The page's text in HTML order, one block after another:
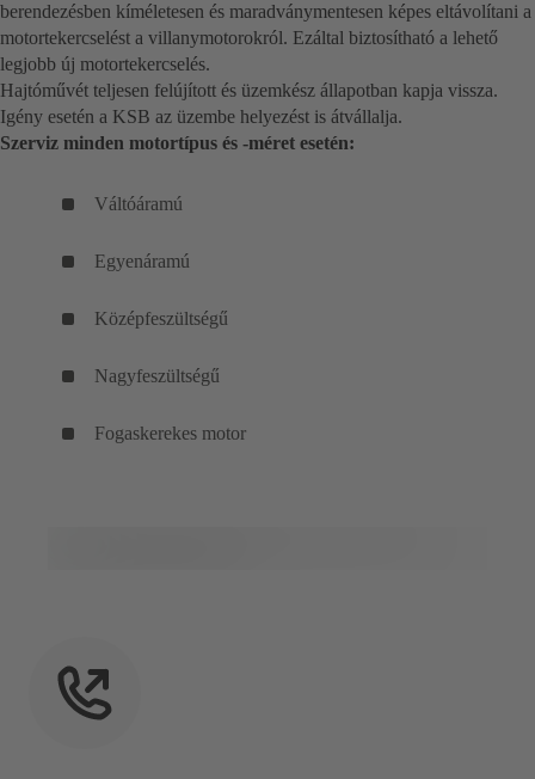
berendezésben kíméletesen és maradványmentesen képes eltávolítani a
motortekercselést a villanymotorokról. Ezáltal biztosítható a lehető
legjobb új motortekercselés.
Hajtóművét teljesen felújított és üzemkész állapotban kapja vissza.
Igény esetén a KSB az üzembe helyezést is átvállalja.
Szerviz minden motortípus és -méret esetén:
Váltóáramú
Egyenáramú
Középfeszültségű
Nagyfeszültségű
Fogaskerekes motor